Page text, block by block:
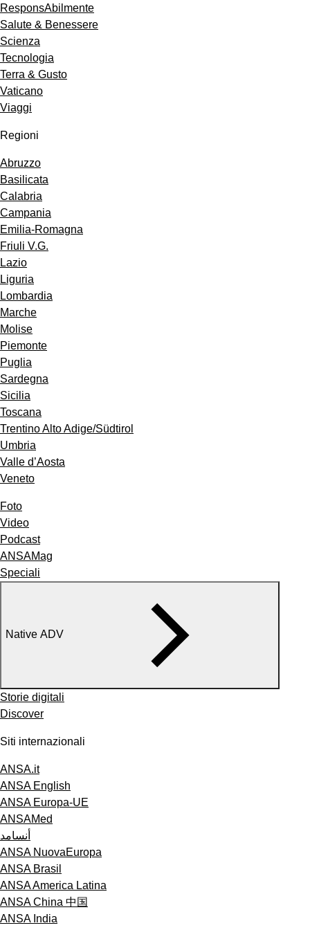
ResponsAbilmente
Salute & Benessere
Scienza
Tecnologia
Terra & Gusto
Vaticano
Viaggi
Regioni
Abruzzo
Basilicata
Calabria
Campania
Emilia-Romagna
Friuli V.G.
Lazio
Liguria
Lombardia
Marche
Molise
Piemonte
Puglia
Sardegna
Sicilia
Toscana
Trentino Alto Adige/Südtirol
Umbria
Valle d’Aosta
Veneto
Foto
Video
Podcast
ANSAMag
Speciali
Native ADV
Storie digitali
Discover
Siti internazionali
ANSA.it
ANSA English
ANSA Europa-UE
ANSAMed
أنسامد
ANSA NuovaEuropa
ANSA Brasil
ANSA America Latina
ANSA China 中国
ANSA India